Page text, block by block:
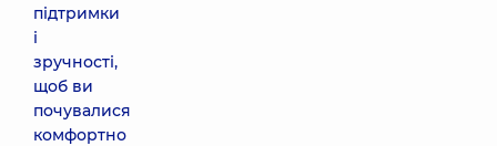
підтримки
і
зручності,
щоб ви
почувалися
комфортно